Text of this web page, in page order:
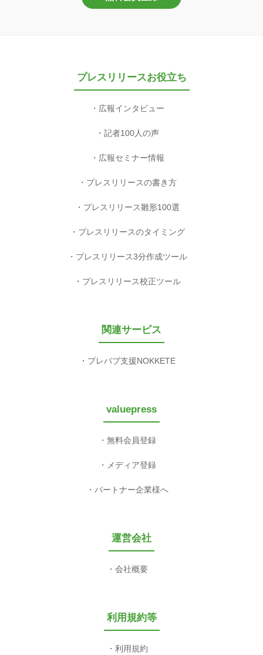
プレスリリースお役立ち
広報インタビュー
記者100人の声
広報セミナー情報
プレスリリースの書き方
プレスリリース雛形100選
プレスリリースのタイミング
プレスリリース3分作成ツール
プレスリリース校正ツール
関連サービス
プレパブ支援NOKKETE
valuepress
無料会員登録
メディア登録
パートナー企業様へ
運営会社
会社概要
利用規約等
利用規約